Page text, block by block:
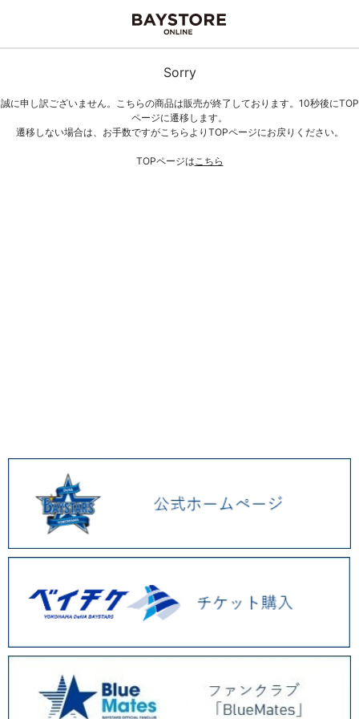
Sorry
誠に申し訳ございません。こちらの商品は販売が終了しております。10秒後にTOP
ページに遷移します。
遷移しない場合は、お手数ですがこちらよりTOPページにお戻りください。
TOPページはこちら